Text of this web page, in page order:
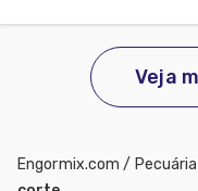
Veja
Engormix.com /